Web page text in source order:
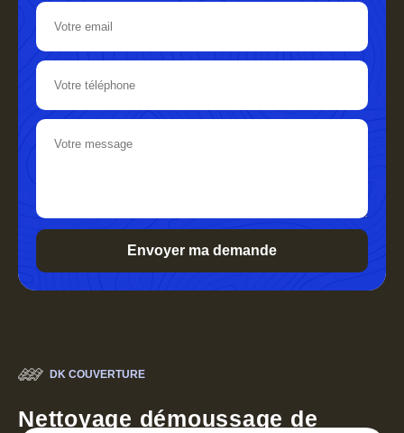
DK COUVERTURE
Nettoyage démoussage de